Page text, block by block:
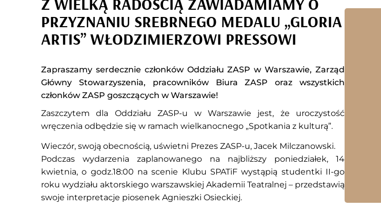
PRZYZNANIU SREBRNEGO MEDALU „GLORIA
ARTIS” WŁODZIMIERZOWI PRESSOWI
Zapraszamy serdecznie członków Oddziału ZASP w Warszawie, Zarząd
Główny Stowarzyszenia, pracowników Biura ZASP oraz wszystkich
członków ZASP goszczących w Warszawie!
Zaszczytem dla Oddziału ZASP-u w Warszawie jest, że uroczystość
wręczenia odbędzie się w ramach wielkanocnego „Spotkania z kulturą”.
Wieczór, swoją obecnością, uświetni Prezes ZASP-u, Jacek Milczanowski.
Podczas wydarzenia zaplanowanego na najbliższy poniedziałek, 14
kwietnia, o godz.18:00 na scenie Klubu SPATiF wystąpią studentki II-go
roku wydziału aktorskiego warszawskiej Akademii Teatralnej – przedstawią
swoje interpretacje piosenek Agnieszki Osieckiej.